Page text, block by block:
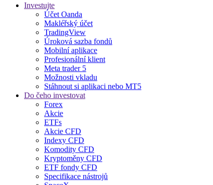
Investujte
Účet Oanda
Makléřský účet
TradingView
Úroková sazba fondů
Mobilní aplikace
Profesionální klient
Meta trader 5
Možnosti vkladu
Stáhnout si aplikaci nebo MT5
Do čeho investovat
Forex
Akcie
ETFs
Akcie CFD
Indexy CFD
Komodity CFD
Kryptoměny CFD
ETF fondy CFD
Specifikace nástrojů